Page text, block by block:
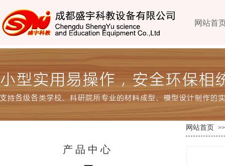
网站首页 >>
产品中心
网站首